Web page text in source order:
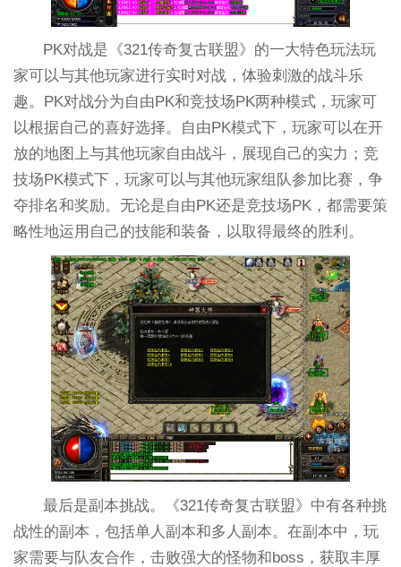
PK对战是《321传奇复古联盟》的一大特色玩法玩
家可以与其他玩家进行实时对战，体验刺激的战斗乐
趣。PK对战分为自由PK和竞技场PK两种模式，玩家可
以根据自己的喜好选择。自由PK模式下，玩家可以在开
放的地图上与其他玩家自由战斗，展现自己的实力；竞
技场PK模式下，玩家可以与其他玩家组队参加比赛，争
夺排名和奖励。无论是自由PK还是竞技场PK，都需要策
略性地运用自己的技能和装备，以取得最终的胜利。
最后是副本挑战。《321传奇复古联盟》中有各种挑
战性的副本，包括单人副本和多人副本。在副本中，玩
家需要与队友合作，击败强大的怪物和boss，获取丰厚